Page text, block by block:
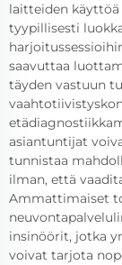
laitteiden
tyypillisesti
saavuttaa
täyden vastuun
asiantuntijat
tunnistaa
ilman, että
Ammattimaiset
insinöörit, jotka
voivat tarjota